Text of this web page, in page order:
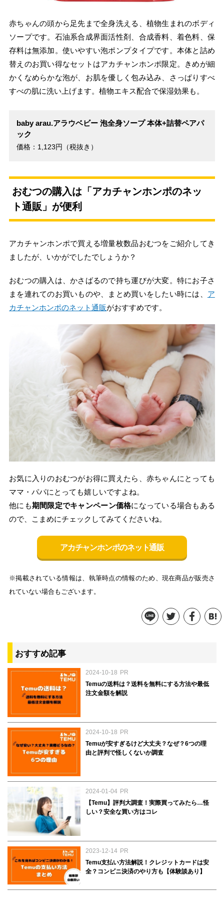
赤ちゃんの頭から足先まで全身洗える、植物生まれのボディ
ソープです。石油系合成界面活性剤、合成香料、着色料、保
存料は無添加。使いやすい泡ポンプタイプです。本体と詰め
替えのお買い得なセットはアカチャンホンポ限定。きめが細
かくなめらかな泡が、お肌を優しく包み込み、さっぱりすべ
すべの肌に洗い上げます。植物エキス配合で保湿効果も。
baby arau.アラウベビー 泡全身ソープ 本体+詰替ペアパ
ック
価格：1,123円（税抜き）
おむつの購入は「アカチャンホンポのネッ
ト通販」が便利
アカチャンホンポで買える増量枚数品おむつをご紹介してき
ましたが、いかがでしたでしょうか？
おむつの購入は、かさばるので持ち運びが大変。特にお子さ
まを連れてのお買いものや、まとめ買いをしたい時には、 ア
カチャンホンポのネット通販がおすすめです。
お気に入りのおむつがお得に買えたら、赤ちゃんにとっても
ママ・パパにとっても嬉しいですよね。
他にも期間限定でキャンペーン価格になっている場合もある
ので、こまめにチェックしてみてくださいね。
アカチャンホンポのネット通販
※掲載されている情報は、執筆時点の情報のため、現在商品が販売さ
れていない場合もございます。
おすすめ記事
2024-10-18 PR
Temuの送料は？送料を無料にする方法や最低
注文金額を解説
2024-10-18 PR
Temuが安すぎるけど大丈夫？なぜ？6つの理
由と評判で怪しくないか調査
2024-01-04 PR
【Temu】評判大調査！実際買ってみたら…怪
しい？安全な買い方はコレ
2023-12-14 PR
Temu支払い方法解説！クレジットカードは安
全？コンビニ決済のやり方も【体験談あり】